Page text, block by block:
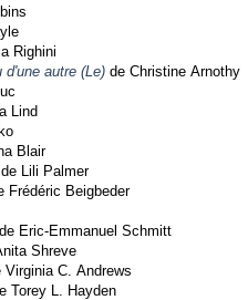
Righini
d'une autre (Le) de Christine Arnothy
Lind
Blair
Lili Palmer
Frédéric Beigbeder
de Eric-Emmanuel Schmitt
Shreve
Virginia C. Andrews
Torey L. Hayden